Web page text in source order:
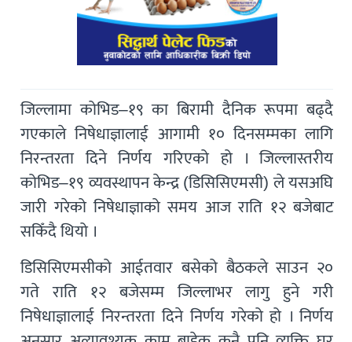
जिल्लामा कोभिड–१९ का बिरामी दैनिक रूपमा बढ्दै
गएकाले निषेधाज्ञालाई आगामी १० दिनसम्मका लागि
निरन्तरता दिने निर्णय गरिएको हो । जिल्लास्तरीय
कोभिड–१९ व्यवस्थापन केन्द्र (डिसिसिएमसी) ले यसअघि
जारी गरेको निषेधाज्ञाको समय आज राति १२ बजेबाट
सकिँदै थियो ।
डिसिसिएमसीको आईतवार बसेको बैठकले साउन २०
गते राति १२ बजेसम्म जिल्लाभर लागु हुने गरी
निषेधाज्ञालाई निरन्तरता दिने निर्णय गरेको हो । निर्णय